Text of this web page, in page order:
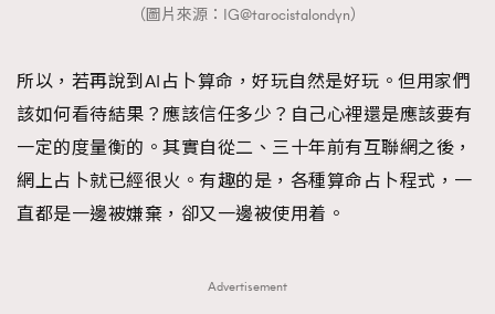
（圖片來源：IG@tarocistalondyn）
所以，若再說到AI占卜算命，好玩自然是好玩。但用家們
該如何看待結果？應該信任多少？自己心裡還是應該要有
一定的度量衡的。其實自從二、三十年前有互聯網之後，
網上占卜就已經很火。有趣的是，各種算命占卜程式，一
直都是一邊被嫌棄，卻又一邊被使用着。
Advertisement